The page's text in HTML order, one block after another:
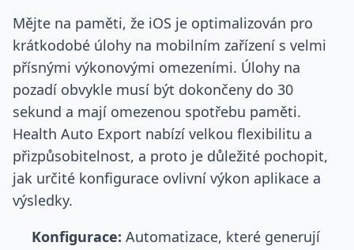
Mějte na paměti, že iOS je optimalizován pro
krátkodobé úlohy na mobilním zařízení s velmi
přísnými výkonovými omezeními. Úlohy na
pozadí obvykle musí být dokončeny do 30
sekund a mají omezenou spotřebu paměti.
Health Auto Export nabízí velkou flexibilitu a
přizpůsobitelnost, a proto je důležité pochopit,
jak určité konfigurace ovlivní výkon aplikace a
výsledky.
Konfigurace: Automatizace, které generují